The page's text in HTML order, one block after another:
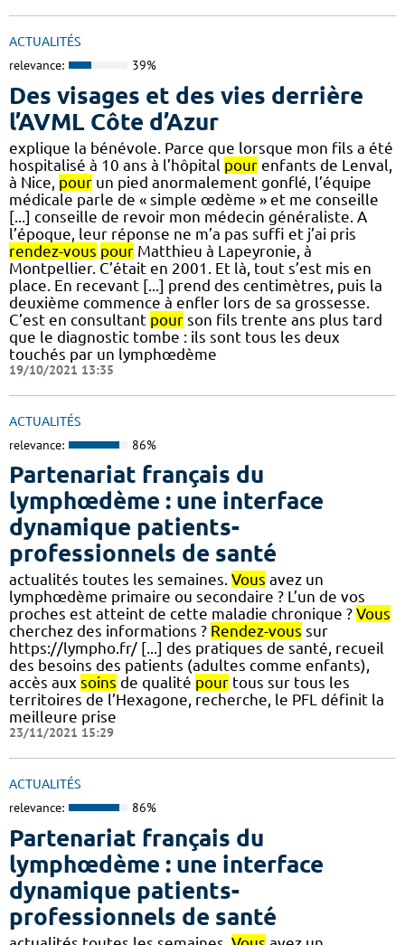
ACTUALITÉS
relevance: 39%
Des visages et des vies derrière
l’AVML Côte d’Azur
explique la bénévole. Parce que lorsque mon fils a été
hospitalisé à 10 ans à l’hôpital pour enfants de Lenval,
à Nice, pour un pied anormalement gonflé, l’équipe
médicale parle de « simple œdème » et me conseille
[...] conseille de revoir mon médecin généraliste. A
l’époque, leur réponse ne m’a pas suffi et j’ai pris
rendez-vous pour Matthieu à Lapeyronie, à
Montpellier. C’était en 2001. Et là, tout s’est mis en
place. En recevant [...] prend des centimètres, puis la
deuxième commence à enfler lors de sa grossesse.
C’est en consultant pour son fils trente ans plus tard
que le diagnostic tombe : ils sont tous les deux
touchés par un lymphœdème
19/10/2021 13:35
ACTUALITÉS
relevance: 86%
Partenariat français du
lymphœdème : une interface
dynamique patients-
professionnels de santé
actualités toutes les semaines. Vous avez un
lymphœdème primaire ou secondaire ? L’un de vos
proches est atteint de cette maladie chronique ? Vous
cherchez des informations ? Rendez-vous sur
https://lympho.fr/ [...] des pratiques de santé, recueil
des besoins des patients (adultes comme enfants),
accès aux soins de qualité pour tous sur tous les
territoires de l’Hexagone, recherche, le PFL définit la
meilleure prise
23/11/2021 15:29
ACTUALITÉS
relevance: 86%
Partenariat français du
lymphœdème : une interface
dynamique patients-
professionnels de santé